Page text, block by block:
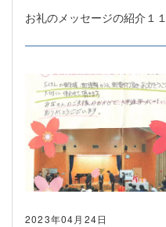
お礼のメッセージの紹介１１
2023年04月24日